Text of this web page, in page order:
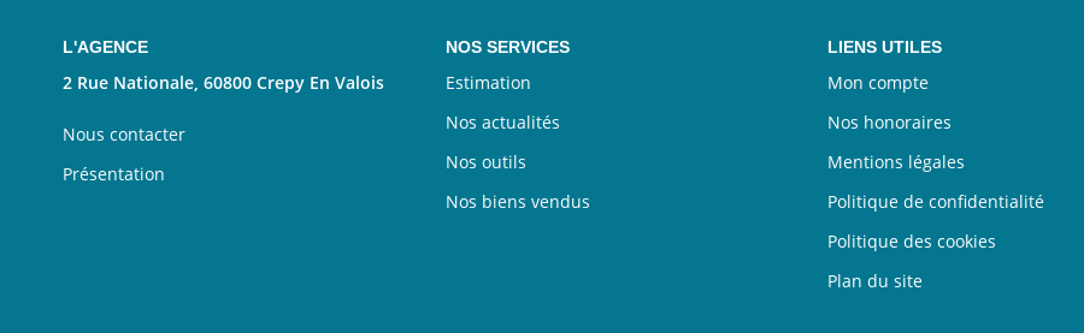
L'AGENCE
2 Rue Nationale, 60800 Crepy En Valois
Nous contacter
Présentation
NOS SERVICES
Estimation
Nos actualités
Nos outils
Nos biens vendus
LIENS UTILES
Mon compte
Nos honoraires
Mentions légales
Politique de confidentialité
Politique des cookies
Plan du site